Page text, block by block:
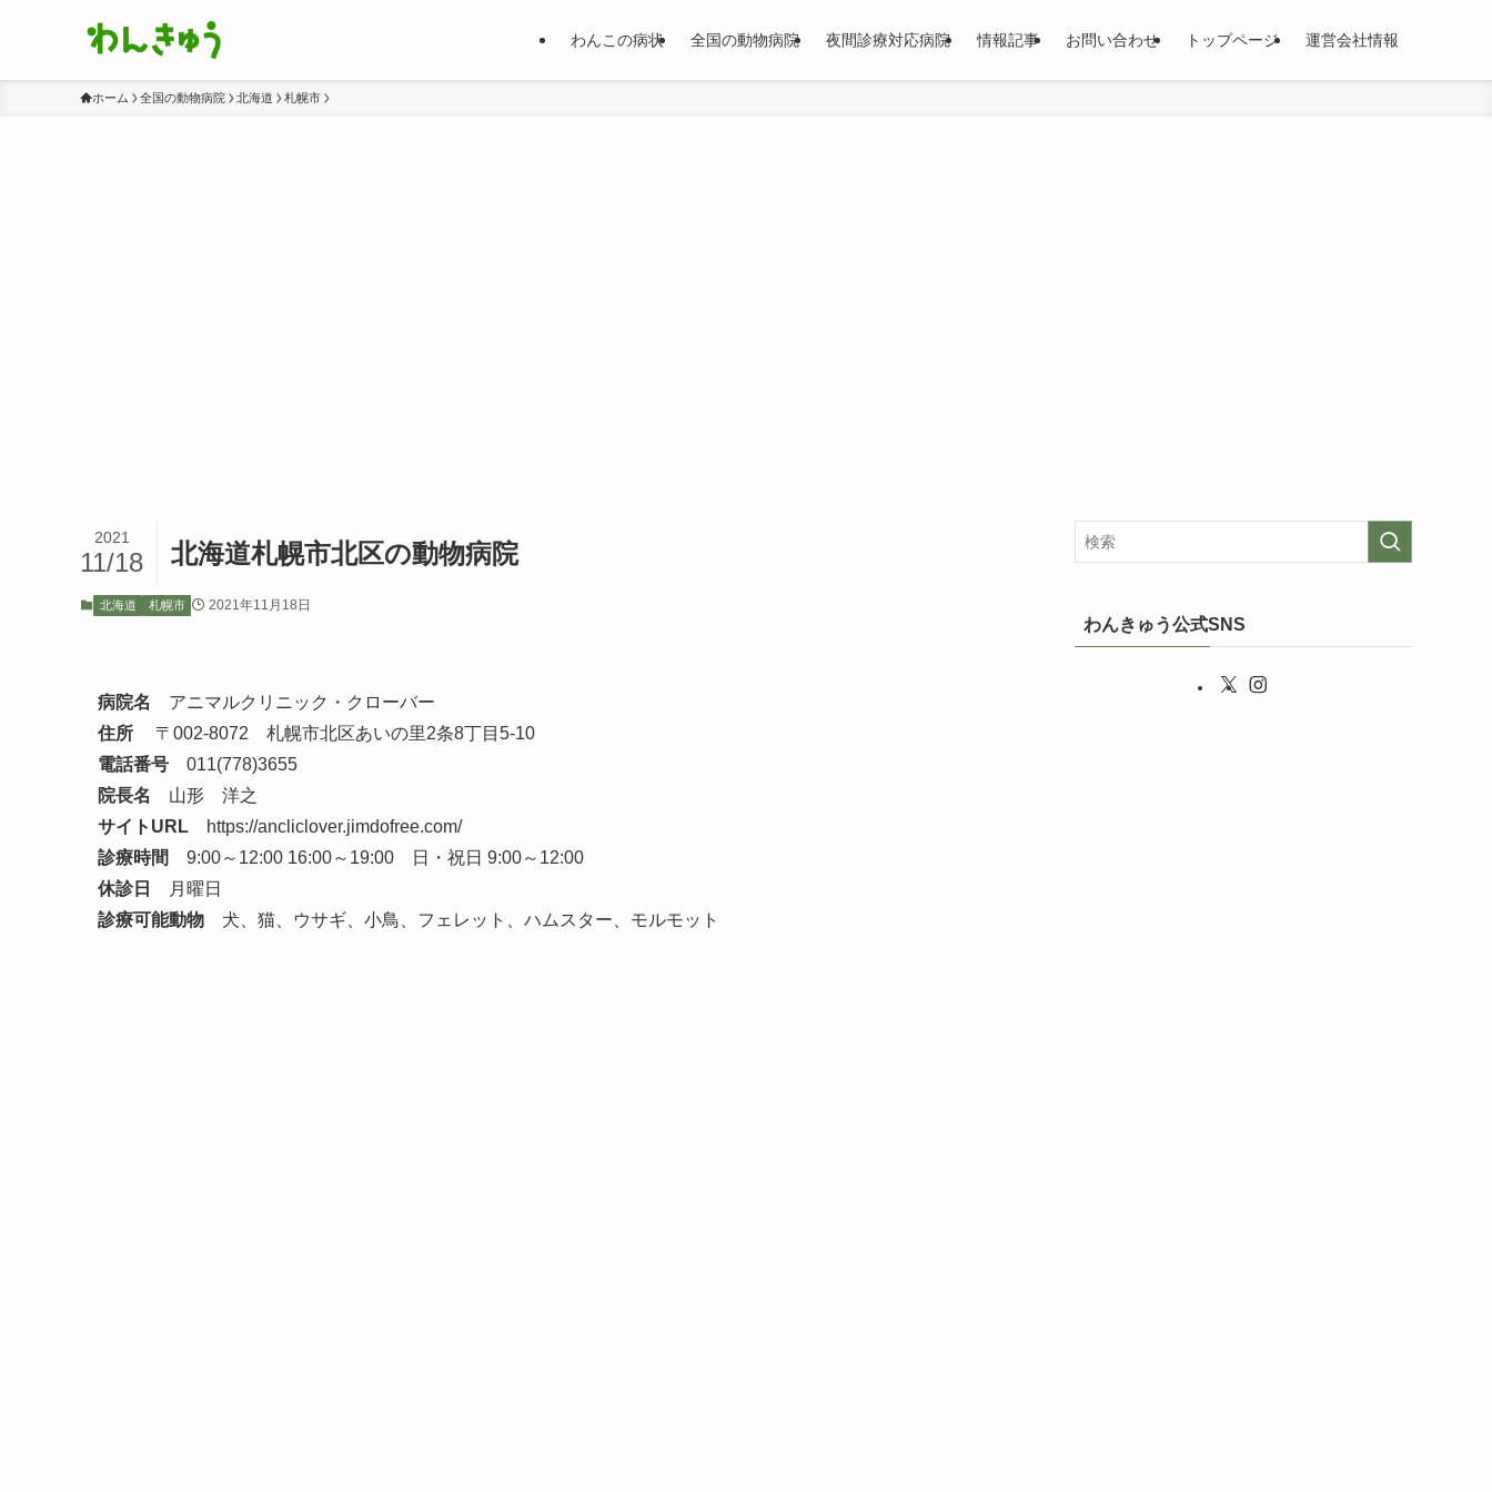
わんこの病状 全国の動物病院 夜間診療対応病院 情報記事 お問い合わせ トップページ 運営会社情報
ホーム 全国の動物病院 北海道 札幌市
北海道札幌市北区の動物病院
2021
11/18
北海道 札幌市 2021年11月18日
病院名
アニマルクリニック・クローバー
住所 〒002-8072 札幌市北区あいの里2条8丁目5-10
電話番号 011(778)3655
院長名
山形 洋之
サイトURL
https://ancliclover.jimdofree.com/
診療時間
9:00～12:00 16:00～19:00 日・祝日 9:00～12:00
休診日
月曜日
診療可能動物 犬、猫、ウサギ、小鳥、フェレット、ハムスター、モルモット
わんきゅう公式SNS